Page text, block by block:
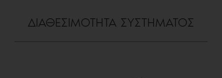
ΔΙΑΘΕΣΙΜΟΤΗΤΑ ΣΥΣΤΗΜΑΤΟΣ